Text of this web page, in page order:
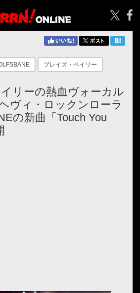
ブレイズ・ベイリー
リーの熱血ヴォーカル
ヴィ・ロックンローラ
の新曲「Touch You